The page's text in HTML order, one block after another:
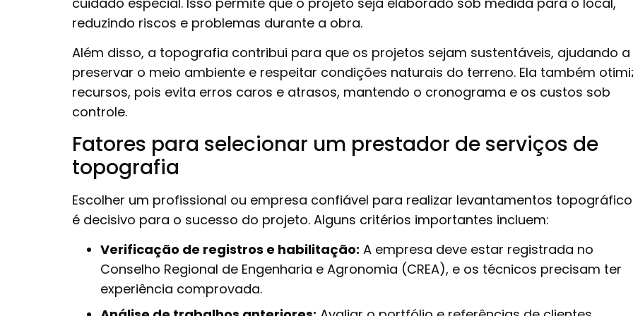
reduzindo riscos e problemas durante a obra.
Além disso, a topografia contribui para que os projetos sejam sustentáveis, ajudando a
preservar o meio ambiente e respeitar condições naturais do terreno. Ela também
recursos, pois evita erros caros e atrasos, mantendo o cronograma e os custos sob
controle.
Fatores para selecionar um prestador de serviços de
topografia
Escolher um profissional ou empresa confiável para realizar levantamentos
é decisivo para o sucesso do projeto. Alguns critérios importantes incluem:
Verificação de registros e habilitação: A empresa deve estar registrada no
Conselho Regional de Engenharia e Agronomia (CREA), e os técnicos precisam ter
experiência comprovada.